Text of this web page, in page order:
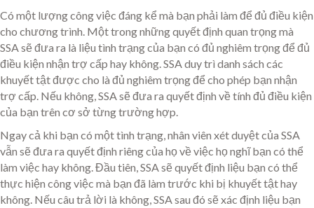
Có một lượng công việc đáng kể mà bạn phải làm để đủ điều kiện
cho chương trình. Một trong những quyết định quan trọng mà
SSA sẽ đưa ra là liệu tình trạng của bạn có đủ nghiêm trọng để đủ
điều kiện nhận trợ cấp hay không. SSA duy trì danh sách các
khuyết tật được cho là đủ nghiêm trọng để cho phép bạn nhận
trợ cấp. Nếu không, SSA sẽ đưa ra quyết định về tính đủ điều kiện
của bạn trên cơ sở từng trường hợp.
Ngay cả khi bạn có một tình trạng, nhân viên xét duyệt của SSA
vẫn sẽ đưa ra quyết định riêng của họ về việc họ nghĩ bạn có thể
làm việc hay không. Đầu tiên, SSA sẽ quyết định liệu bạn có thể
thực hiện công việc mà bạn đã làm trước khi bị khuyết tật hay
không. Nếu câu trả lời là không, SSA sau đó sẽ xác định liệu bạn